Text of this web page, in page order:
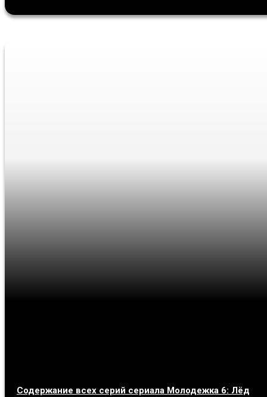
Содержание всех серий сериала Молодежка 6: Лёд